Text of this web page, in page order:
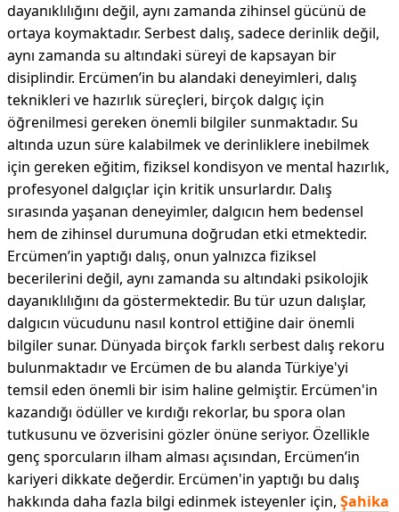
dayanıklılığını değil, aynı zamanda zihinsel gücünü de
ortaya koymaktadır. Serbest dalış, sadece derinlik değil,
aynı zamanda su altındaki süreyi de kapsayan bir
disiplindir. Ercümen’in bu alandaki deneyimleri, dalış
teknikleri ve hazırlık süreçleri, birçok dalgıç için
öğrenilmesi gereken önemli bilgiler sunmaktadır. Su
altında uzun süre kalabilmek ve derinliklere inebilmek
için gereken eğitim, fiziksel kondisyon ve mental hazırlık,
profesyonel dalgıçlar için kritik unsurlardır. Dalış
sırasında yaşanan deneyimler, dalgıcın hem bedensel
hem de zihinsel durumuna doğrudan etki etmektedir.
Ercümen’in yaptığı dalış, onun yalnızca fiziksel
becerilerini değil, aynı zamanda su altındaki psikolojik
dayanıklılığını da göstermektedir. Bu tür uzun dalışlar,
dalgıcın vücudunu nasıl kontrol ettiğine dair önemli
bilgiler sunar. Dünyada birçok farklı serbest dalış rekoru
bulunmaktadır ve Ercümen de bu alanda Türkiye'yi
temsil eden önemli bir isim haline gelmiştir. Ercümen'in
kazandığı ödüller ve kırdığı rekorlar, bu spora olan
tutkusunu ve özverisini gözler önüne seriyor. Özellikle
genç sporcuların ilham alması açısından, Ercümen’in
kariyeri dikkate değerdir. Ercümen'in yaptığı bu dalış
hakkında daha fazla bilgi edinmek isteyenler için, Şahika